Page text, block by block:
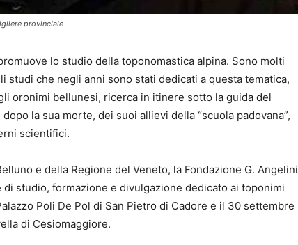
provinciale
lo studio della toponomastica alpina. Sono molti
studi che negli anni sono stati dedicati a questa tematica,
oronimi bellunesi, ricerca in itinere sotto la guida del
la sua morte, dei suoi allievi della “scuola padovana”,
scientifici.
e della Regione del Veneto, la Fondazione G. Angelini
studio, formazione e divulgazione dedicato ai toponimi
Poli De Pol di San Pietro di Cadore e il 30 settembre
di Cesiomaggiore.